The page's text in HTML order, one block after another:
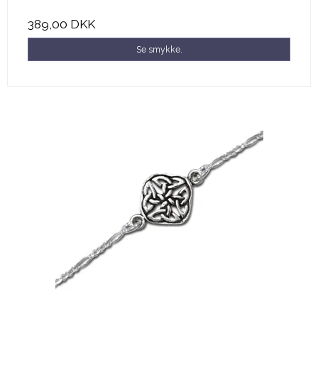
389,00 DKK
Se smykke.